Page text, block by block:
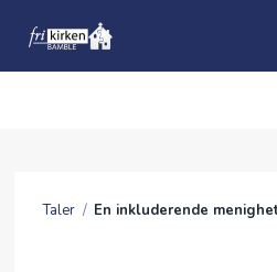
FRIMAT
Taler / En inkluderende